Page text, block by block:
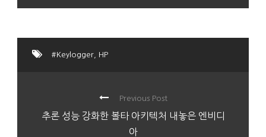
#Keylogger HP
Previous Post
추론 성능 강화한 볼타 아키텍처 내놓은 엔비디
아